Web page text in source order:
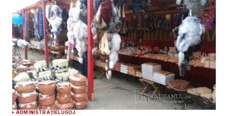
ADMINISTRAȚIELUGOJ